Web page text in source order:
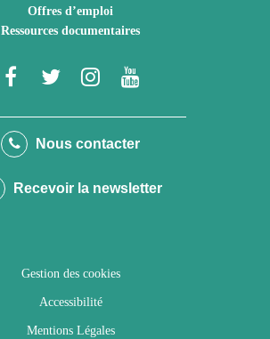
Offres d’emploi
Ressources documentaires
Lien
le
Facebook
Lien
le
Twitter
Lien
le
Instagram
Youtube
Nous contacter
Recevoir la newsletter
Gestion des cookies
Accessibilité
Mentions Légales